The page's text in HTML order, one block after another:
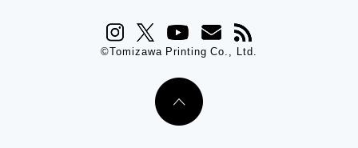
©Tomizawa Printing Co., Ltd.